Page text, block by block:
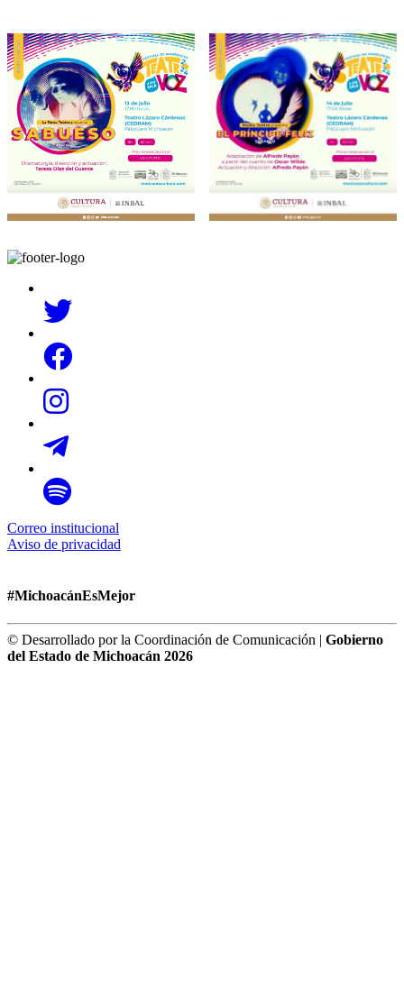
Correo institucional
Aviso de privacidad
#MichoacánEsMejor
© Desarrollado por la Coordinación de Comunicación | Gobierno
del Estado de Michoacán 2026